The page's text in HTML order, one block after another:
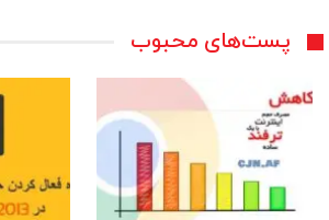
پست‌های محبوب